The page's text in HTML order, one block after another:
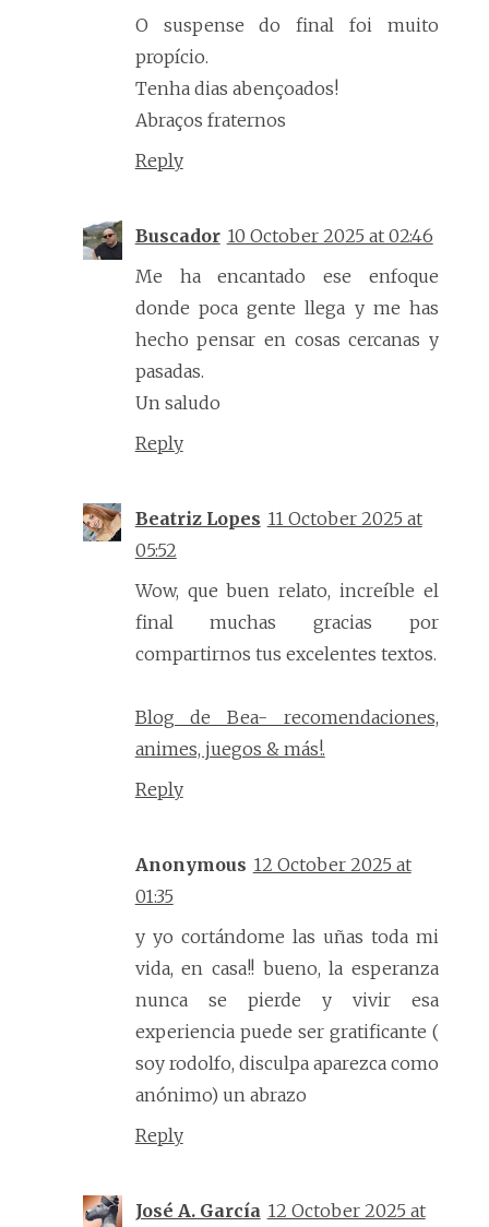
O suspense do final foi muito
propício.
Tenha dias abençoados!
Abraços fraternos
Reply
Buscador 10 October 2025 at 02:46
Me ha encantado ese enfoque
donde poca gente llega y me has
hecho pensar en cosas cercanas y
pasadas.
Un saludo
Reply
Beatriz Lopes 11 October 2025 at
05:52
Wow, que buen relato, increíble el
final muchas gracias por
compartirnos tus excelentes textos.
Blog de Bea- recomendaciones,
animes, juegos & más!.
Reply
Anonymous 12 October 2025 at
01:35
y yo cortándome las uñas toda mi
vida, en casa!! bueno, la esperanza
nunca se pierde y vivir esa
experiencia puede ser gratificante (
soy rodolfo, disculpa aparezca como
anónimo) un abrazo
Reply
José A. García 12 October 2025 at